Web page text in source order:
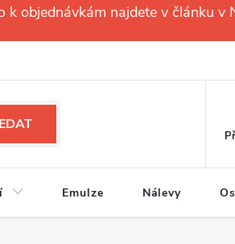
objednávkám najdete v článku v
Emulze Nálevy